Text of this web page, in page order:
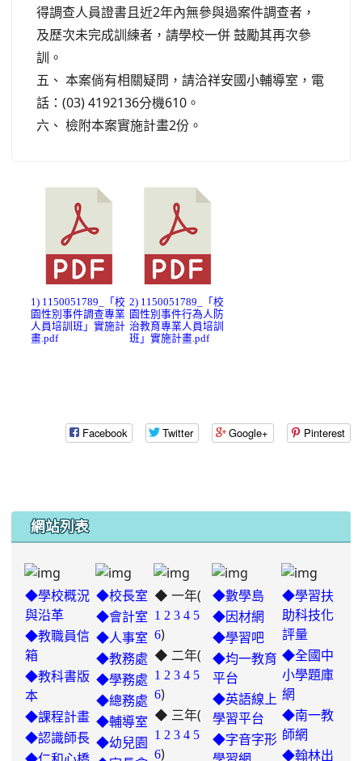
得調查人員證書且近2年內無參與過案件調查者，
及歷次未完成訓練者，請學校一併 鼓勵其再次參
訓。
五、 本案倘有相關疑問，請洽祥安國小輔導室，電
話：(03) 4192136分機610。
六、 檢附本案實施計畫2份。
1) 1150051789_「校
園性別事件調查專業
人員培訓班」實施計
畫.pdf
2) 1150051789_「校
園性別事件行為人防
治教育專業人員培訓
班」實施計畫.pdf
Facebook Twitter Google+ Pinterest
網站列表
◆學校概況
與沿革
◆教職員信
箱
◆教科書版
本
◆課程計畫
◆認識師長
◆仁和心橋
◆校長室
◆會計室
◆人事室
◆教務處
◆學務處
◆總務處
◆輔導室
◆幼兒園
◆ 一年(
1 2 3 4 5
6)
◆ 二年(
1 2 3 4 5
6)
◆ 三年(
1 2 link
3 4 5
6)
◆數學島
◆因材網
◆學習吧
◆均一教育
平台
◆英語線上
學習平台
◆字音字形
學習網
◆學習扶
助科技化
評量
◆全國中
小學題庫
網
◆南一教
師網
◆翰林出